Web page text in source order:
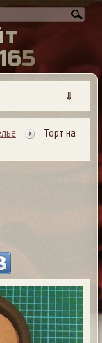
т
65
⇓
Торт на